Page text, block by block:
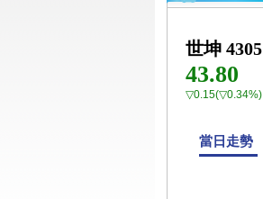
世坤 4305
43.80
▽0.15(▽0.34%)
當日走勢